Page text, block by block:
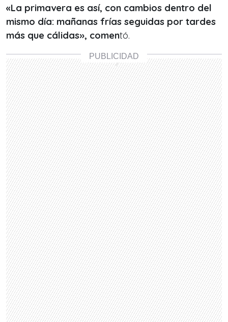
«La primavera es así, con cambios dentro del
mismo día: mañanas frías seguidas por tardes
más que cálidas», comentó.